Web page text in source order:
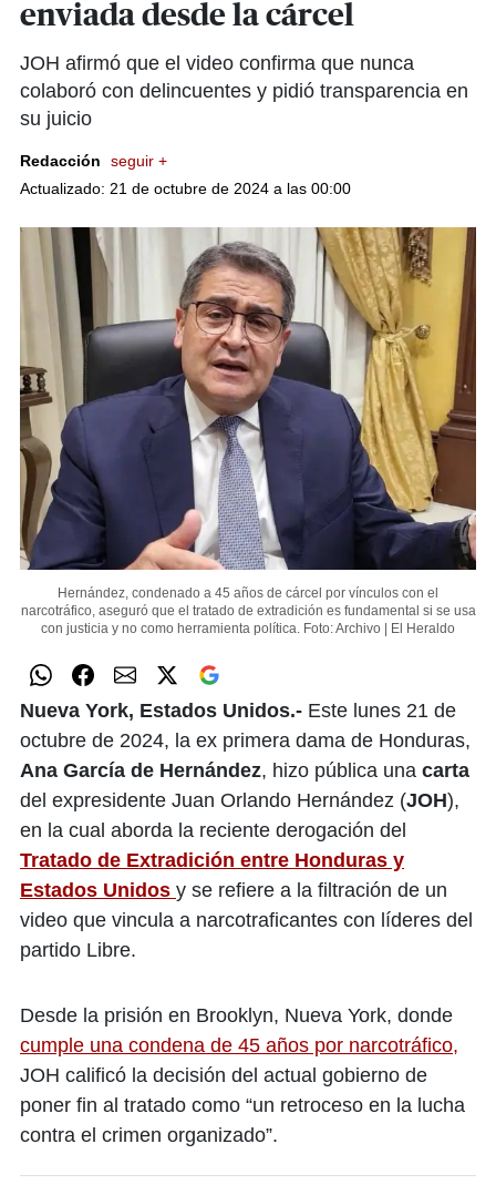
enviada desde la cárcel
JOH afirmó que el video confirma que nunca
colaboró con delincuentes y pidió transparencia en
su juicio
Redacción
seguir +
Actualizado: 21 de octubre de 2024 a las 00:00
Hernández, condenado a 45 años de cárcel por vínculos con el
narcotráfico, aseguró que el tratado de extradición es fundamental si se usa
con justicia y no como herramienta política. Foto: Archivo | El Heraldo
Nueva York, Estados Unidos.- Este lunes 21 de
octubre de 2024, la ex primera dama de Honduras,
Ana García de Hernández, hizo pública una carta
del expresidente Juan Orlando Hernández (JOH),
en la cual aborda la reciente derogación del
Tratado de Extradición entre Honduras y
Estados Unidos y se refiere a la filtración de un
video que vincula a narcotraficantes con líderes del
partido Libre.
Desde la prisión en Brooklyn, Nueva York, donde
cumple una condena de 45 años por narcotráfico,
JOH calificó la decisión del actual gobierno de
poner fin al tratado como “un retroceso en la lucha
contra el crimen organizado”.